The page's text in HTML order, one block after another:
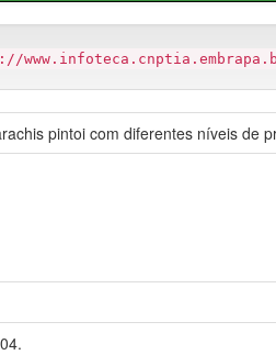
pintoi com diferentes níveis de